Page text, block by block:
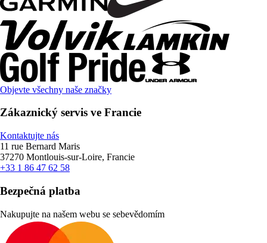
Objevte všechny naše značky
Zákaznický servis ve Francie
Kontaktujte nás
11 rue Bernard Maris
37270 Montlouis-sur-Loire, Francie
+33 1 86 47 62 58
Bezpečná platba
Nakupujte na našem webu se sebevědomím